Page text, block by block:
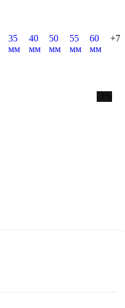
35
мм
40
мм
50
мм
55
мм
60
мм
+7